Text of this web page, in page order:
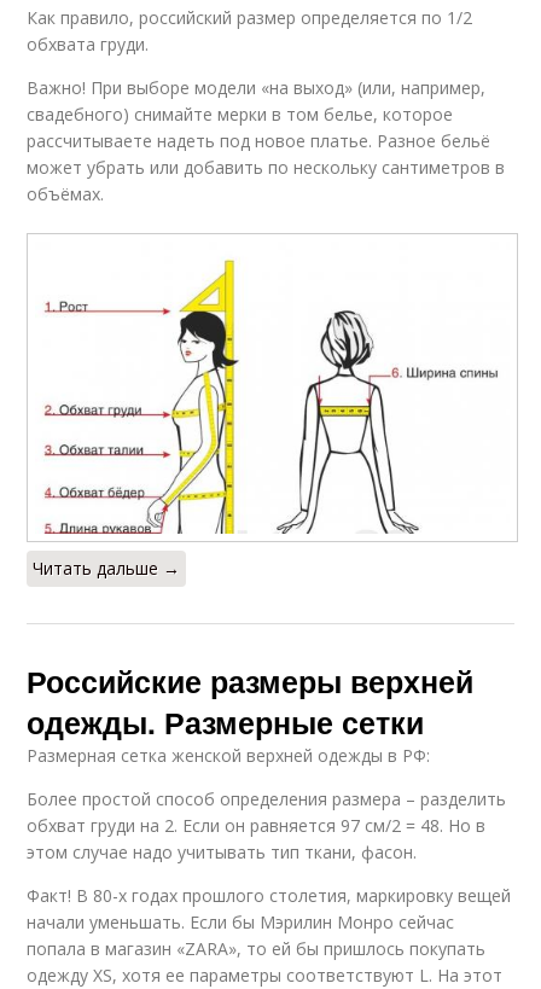
Как правило, российский размер определяется по 1/2
обхвата груди.
Важно! При выборе модели «на выход» (или, например,
свадебного) снимайте мерки в том белье, которое
рассчитываете надеть под новое платье. Разное бельё
может убрать или добавить по нескольку сантиметров в
объёмах.
Читать дальше →
Российские размеры верхней
одежды. Размерные сетки
Размерная сетка женской верхней одежды в РФ:
Более простой способ определения размера – разделить
обхват груди на 2. Если он равняется 97 см/2 = 48. Но в
этом случае надо учитывать тип ткани, фасон.
Факт! В 80-х годах прошлого столетия, маркировку вещей
начали уменьшать. Если бы Мэрилин Монро сейчас
попала в магазин «ZARA», то ей бы пришлось покупать
одежду XS, хотя ее параметры соответствуют L. На этот